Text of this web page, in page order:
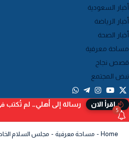
أخبار السعودية
أخبار الرياضة
أخبار الصحة
مساحة معرفية
قصص نجاح
نبض المجتمع
إقرأ الان رسالة إلى أهلي… لم تُكتب في
5
Home
- مساحة معرفية - مجلس السلام